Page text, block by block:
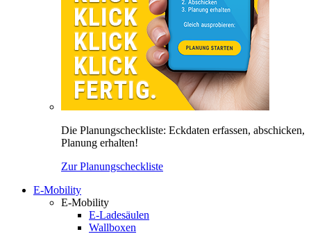
Die Planungscheckliste: Eckdaten erfassen, abschicken,
Planung erhalten!
Zur Planungscheckliste
E-Mobility
E-Mobility
E-Ladesäulen
Wallboxen